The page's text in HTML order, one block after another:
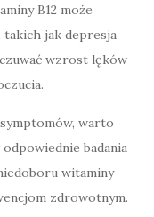
B12 może
jak depresja
wzrost lęków
warto
badania
witaminy
zdrowotnym.